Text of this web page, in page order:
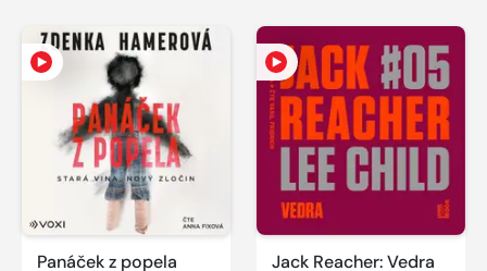
Panáček z popela Jack Reacher: Vedra